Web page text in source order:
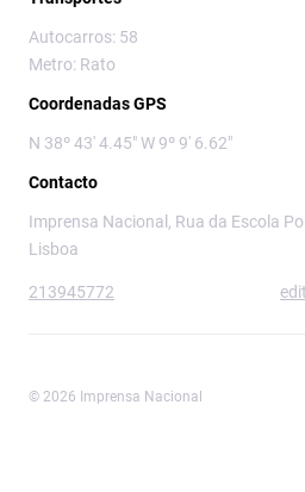
Autocarros: 58
Metro: Rato
Coordenadas GPS
N 38º 43' 4.45" W 9º 9' 6.62"
Contacto
Imprensa Nacional, Rua da Escola
Lisboa
213945772
© 2026 Imprensa Nacional